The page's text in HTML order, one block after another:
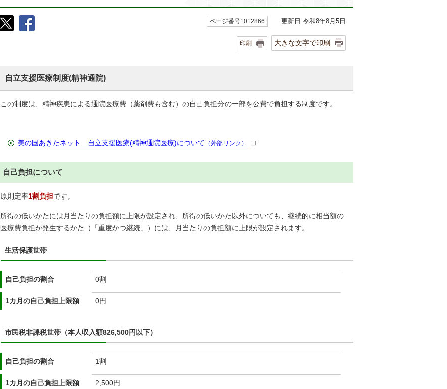
ページ番号1012866 更新日 令和8年8月5日
印刷 大きな文字で印刷
自立支援医療制度(精神通院)
この制度は、精神疾患による通院医療費（薬剤費も含む）の自己負担分の一部を公費で負担する制度です。
美の国あきたネット 自立支援医療(精神通院医療)について （外部リンク）
自己負担について
原則定率1割負担です。
所得の低いかたには月当たりの負担額に上限が設定され、所得の低いかた以外についても、継続的に相当額の
医療費負担が発生するかた（「重度かつ継続」）には、月当たりの負担額に上限が設定されます。
生活保護世帯
自己負担の割合 0割
1カ月の自己負担上限額 0円
市民税非課税世帯（本人収入額826,500円以下）
自己負担の割合 1割
1カ月の自己負担上限額 2,500円